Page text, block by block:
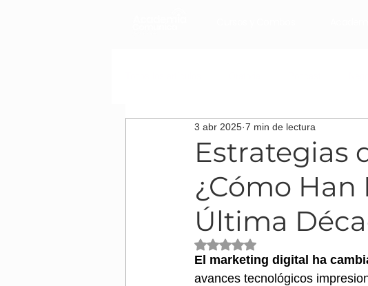
Cómo desarrollar tu carrera laboral
Estrategias
¿Cómo Han
Última
3 abr 2025 7 min de lectura
Obtuvo NaN de 5 estrellas.
El marketing digital ha
avances tecnológicos